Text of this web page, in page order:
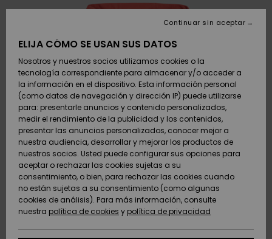
Zapatos y
chanclas
Surf
Snow
Novedades
Zapatos y
chanclas
Surf
Snow
Novedades
Destacados
Snow
SURF
Highlights
Comunidad
SNOW
Snow Niños
Tienda
Snow Mujer
Destacados
Comunidad
DOBLE
PROMO
Outlet
Mujer
AYUDA &
CONTACTO
Envio
Devoluciones
Pago
Tarjeta de
regalo
Quiksilver
Freedom
Protección de
datos
personales
SOSTENIBILIDAD
ELIJA CÓMO SE USAN SUS DATOS
Nosotros y nuestros socios utilizamos cookies o la
tecnología correspondiente para almacenar y/o acceder a
la información en el dispositivo. Esta información personal
(como datos de navegación y dirección IP) puede utilizarse
para: presentarle anuncios y contenido personalizados,
medir el rendimiento de la publicidad y los contenidos,
presentar las anuncios personalizados, conocer mejor a
nuestra audiencia, desarrollar y mejorar los productos de
nuestros socios. Usted puede configurar sus opciones para
aceptar o rechazar las cookies sujetas a su
consentimiento, o bien, para rechazar las cookies cuando
no están sujetas a su consentimiento (como algunas
cookies de análisis). Para más información, consulte
nuestra política de cookies y política de privacidad
Continuar sin aceptar